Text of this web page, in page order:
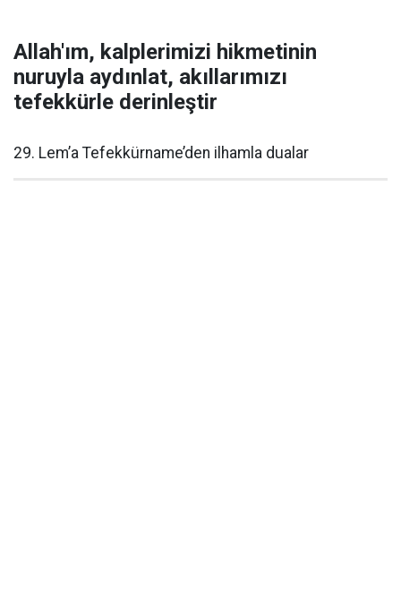
Allah'ım, kalplerimizi hikmetinin
nuruyla aydınlat, akıllarımızı
tefekkürle derinleştir
29. Lem’a Tefekkürname’den ilhamla dualar